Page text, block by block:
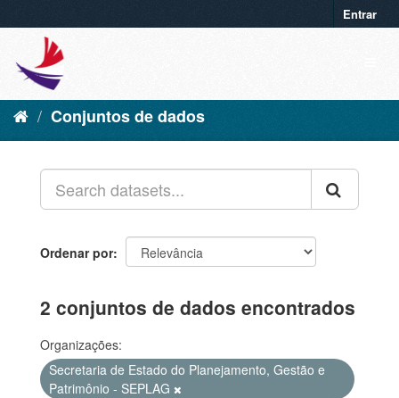
Entrar
Conjuntos de dados
Ordenar por
2 conjuntos de dados encontrados
Organizações:
Secretaria de Estado do Planejamento, Gestão e
Patrimônio - SEPLAG